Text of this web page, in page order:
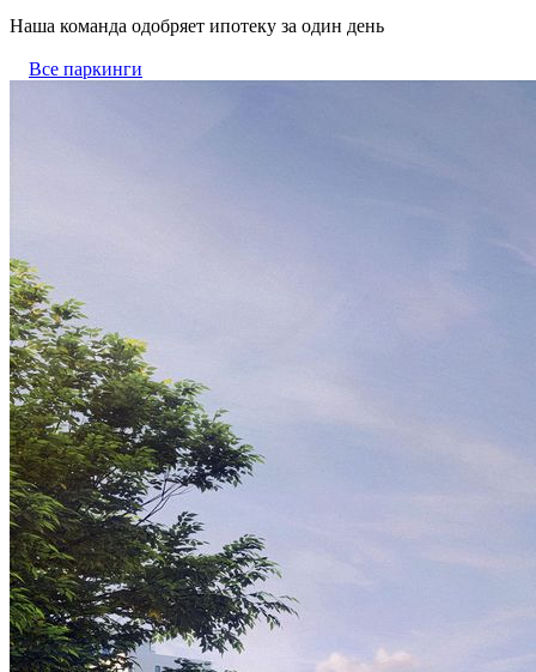
Наша команда одобряет ипотеку за один день
Все паркинги